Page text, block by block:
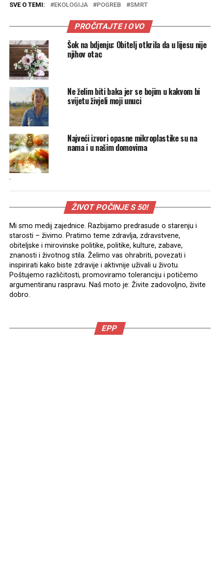
SVE O TEMI: EKOLOGIJA POGREB SMRT
PROČITAJTE I OVO
Šok na bdjenju: Obitelj otkrila da u lijesu nije
njihov otac
Ne želim biti baka jer se bojim u kakvom bi
svijetu živjeli moji unuci
Najveći izvori opasne mikroplastike su na
nama i u našim domovima
.
ŽIVOT POČINJE S 50!
Mi smo medij zajednice. Razbijamo predrasude o starenju i
starosti – živimo. Pratimo teme zdravlja, zdravstvene,
obiteljske i mirovinske politike, politike, kulture, zabave,
znanosti i životnog stila. Želimo vas ohrabriti, povezati i
inspirirati kako biste zdravije i aktivnije uživali u životu.
Poštujemo različitosti, promoviramo toleranciju i potičemo
argumentiranu raspravu. Naš moto je: Živite zadovoljno, živite
dobro.
EPP